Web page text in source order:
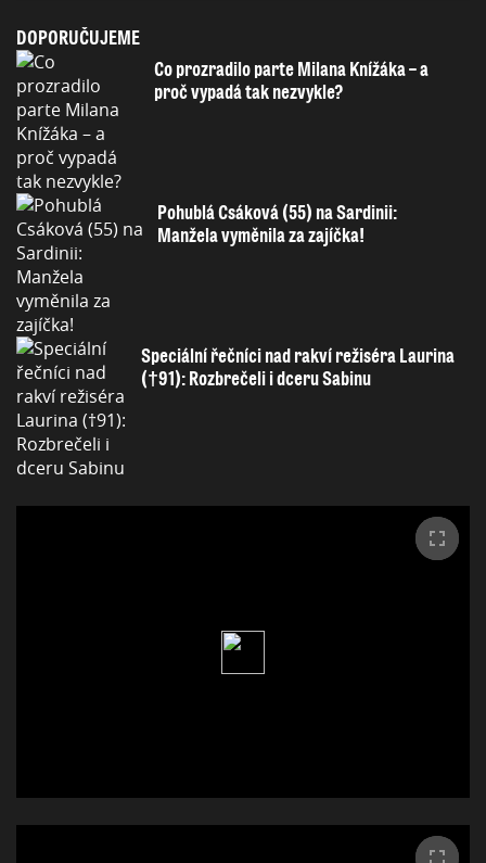
DOPORUČUJEME
Co prozradilo parte Milana Knížáka – a
proč vypadá tak nezvykle?
Pohublá Csáková (55) na Sardinii:
Manžela vyměnila za zajíčka!
Speciální řečníci nad rakví režiséra Laurina
(†91): Rozbrečeli i dceru Sabinu